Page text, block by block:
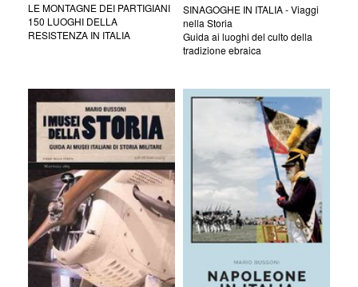
LE MONTAGNE DEI PARTIGIANI
150 LUOGHI DELLA
RESISTENZA IN ITALIA
SINAGOGHE IN ITALIA - Viaggi
nella Storia
Guida ai luoghi del culto della
tradizione ebraica